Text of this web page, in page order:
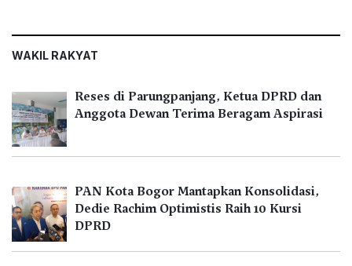
WAKIL RAKYAT
Reses di Parungpanjang, Ketua DPRD dan
Anggota Dewan Terima Beragam Aspirasi
PAN Kota Bogor Mantapkan Konsolidasi,
Dedie Rachim Optimistis Raih 10 Kursi
DPRD